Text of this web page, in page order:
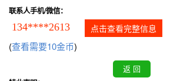
联系人手机/微信：
134****2613 点击查看完整信息
(查看需要10金币)